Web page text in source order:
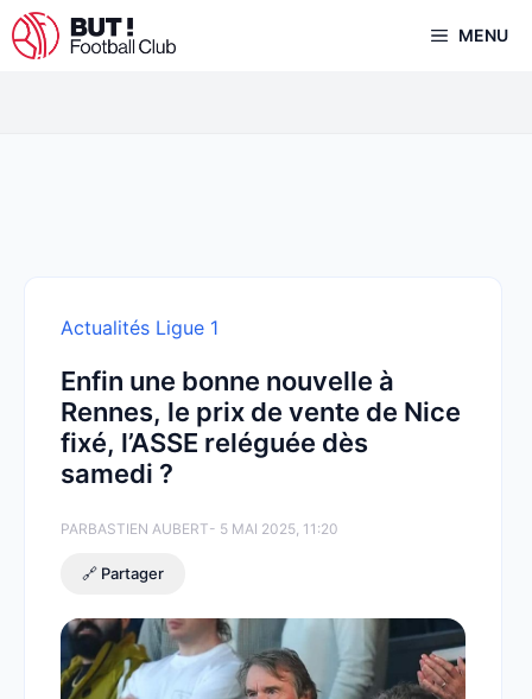
Aller
au
MENU
Actualités Ligue 1
Enfin une bonne nouvelle à
Rennes, le prix de vente de Nice
fixé, l’ASSE reléguée dès
samedi ?
PARBASTIEN AUBERT- 5 MAI 2025, 11:20
🔗 Partager